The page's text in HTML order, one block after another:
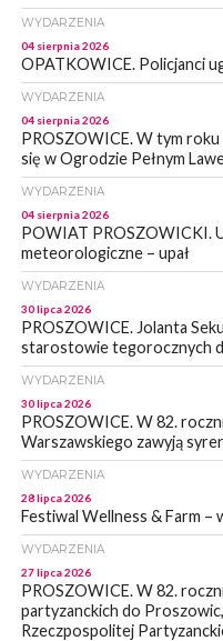
WYDARZENIA
04 sierpnia 2026
OPATKOWICE. Policjanci
WYDARZENIA
04 sierpnia 2026
PROSZOWICE. W tym
się w Ogrodzie Pełnym
WYDARZENIA
04 sierpnia 2026
POWIAT PROSZOWICKI.
meteorologiczne – upał
WYDARZENIA
30 lipca 2026
PROSZOWICE. Jolanta
starostowie tegorocznych
WYDARZENIA
30 lipca 2026
PROSZOWICE. W 82.
Warszawskiego zawyją
WYDARZENIA
28 lipca 2026
Festiwal Wellness & Farm –
WYDARZENIA
27 lipca 2026
PROSZOWICE. W 82.
partyzanckich do
Rzeczpospolitej